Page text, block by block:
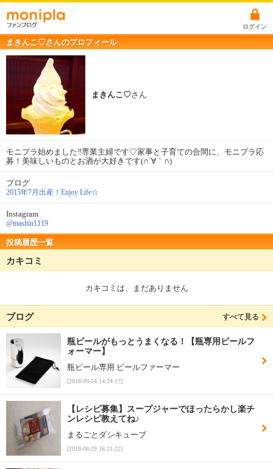
ログイン
まきんこ♡さんのプロフィール
まきんこ♡さん
モニプラ始めました‼︎専業主婦です♡家事と子育ての合間に、モニプラ応
募！美味しいものとお酒が大好きです(∩´∀｀∩)
ブログ
2015年7月出産！Enjoy Life☆
Instagram
@mashin1119
投稿履歴一覧
カキコミ
カキコミは、まだありません
ブログ すべて見る
瓶ビールがもっとうまくなる！【瓶専用ビールフ
ォーマー】
瓶ビール専用 ビールファーマー
[2018-09-24 14:24:17]
【レシピ募集】スープジャーでほったらかし楽チ
ンレシピ教えてね♪
まるごとダシキューブ
[2018-08-29 16:21:22]